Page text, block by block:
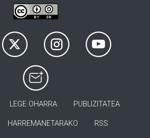
LEGE OHARRA PUBLIZITATEA
HARREMANETARAKO RSS